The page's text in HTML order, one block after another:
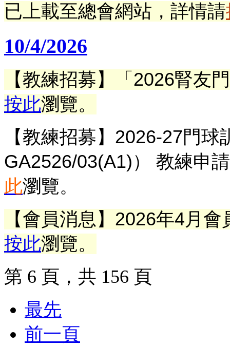
已上載至總會網站 ， 詳情請
10/4/2026
【教練招募】「2026腎友
按此瀏覽。
【教練招募】2026-27門
GA2526/03(A1)）
教練申
此瀏覽。
【會員消息】 2026年4月 會
按此瀏覽。
第 6 頁，共 156 頁
最先
前一頁